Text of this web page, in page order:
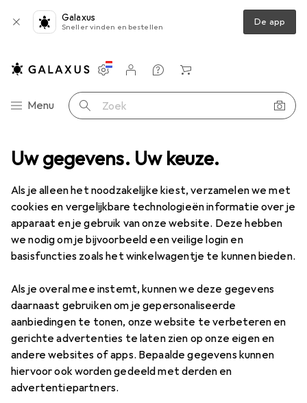
Uw gegevens. Uw keuze.
Als je alleen het noodzakelijke kiest, verzamelen we met
cookies en vergelijkbare technologieën informatie over je
apparaat en je gebruik van onze website. Deze hebben
we nodig om je bijvoorbeeld een veilige login en
basisfuncties zoals het winkelwagentje te kunnen bieden.
Als je overal mee instemt, kunnen we deze gegevens
daarnaast gebruiken om je gepersonaliseerde
aanbiedingen te tonen, onze website te verbeteren en
gerichte advertenties te laten zien op onze eigen en
andere websites of apps. Bepaalde gegevens kunnen
hiervoor ook worden gedeeld met derden en
advertentiepartners.
Galaxus
Sneller vinden en bestellen De app
Categorie navigatie
Menu Zoek op
Instellingen
Klantenaccount
Produktvergelijking
Verlanglijstje
Winkelmandje
Speelwinkel accessoires Tanner Aardappelen om te snijden
5 afbeeldingen
TannerAardappelen om te snijden
Prijs in EUR inclusief BTW
EUR
15,67
Waarderingscijfers
Levering tussen di, 18-8 en vr, 21-8